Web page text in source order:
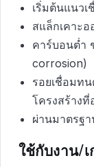
เริ่มต้นแนวเ
สแล็กเคาะ
คาร์บอนต่ำ
corrosion)
รอยเชื่อมท
โครงสร้าง
ผ่านมาตรฐ
ใช้กับงาน/